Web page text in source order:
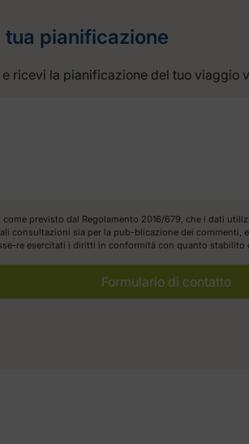
tua pianificazione
ricevi la pianificazione del tuo viaggio
come previsto dal Regolamento 2016/679, che i dati
consultazioni sia per la pub-blicazione dei commenti,
re esercitati i diritti in conformità con quanto stabilito
Formulario di contatto